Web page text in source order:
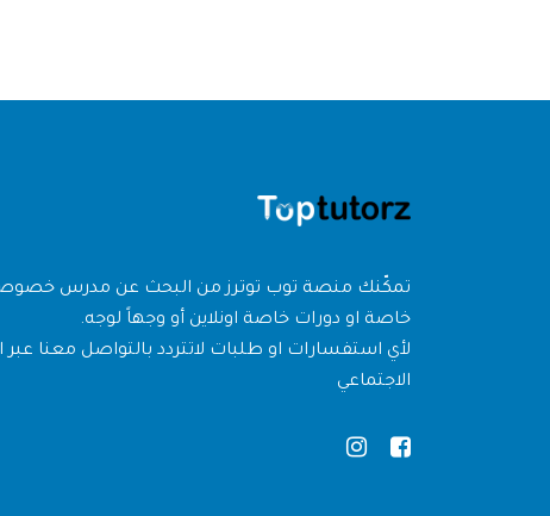
تمكّنك منصة توب توترز من البحث عن مدرس
خاصة او دورات خاصة اونلاين أو وجهاً لوجه.
لأي استفسارات او طلبات لاتتردد بالتواصل معنا
الاجتماعي